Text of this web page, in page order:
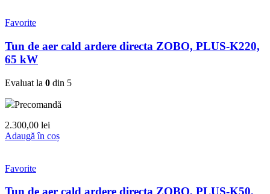
Favorite
Tun de aer cald ardere directa ZOBO, PLUS-K220,
65 kW
Evaluat la 0 din 5
Precomandă
2.300,00 lei
Adaugă în coș
Favorite
Tun de aer cald ardere directa ZOBO, PLUS-K50,